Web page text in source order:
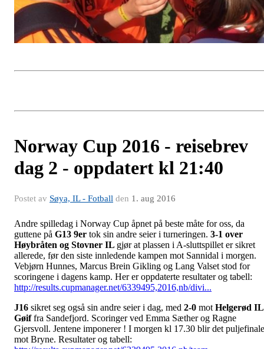
Norway Cup 2016 - reisebrev
dag 2 - oppdatert kl 21:40
Postet av Søya, IL - Fotball den 1. aug 2016
Andre spilledag i Norway Cup åpnet på beste måte for oss, da
guttene på G13 9er tok sin andre seier i turneringen. 3-1 over
Høybråten og Stovner IL gjør at plassen i A-sluttspillet er sikret
allerede, før den siste innledende kampen mot Sannidal i morgen.
Vebjørn Hunnes, Marcus Brein Gikling og Lang Valset stod for
scoringene i dagens kamp. Her er oppdaterte resultater og tabell:
http://results.cupmanager.net/6339495,2016,nb/divi...
J16 sikret seg også sin andre seier i dag, med 2-0 mot Helgerød
Gøiffra Sandefjord. Scoringer ved Emma Sæther og Ragne
Gjersvoll. Jentene imponerer ! I morgen kl 17.30 blir det puljefinale
mot Bryne. Resultater og tabell: